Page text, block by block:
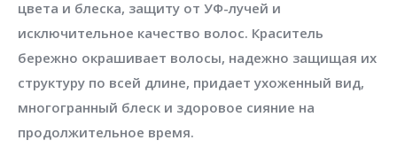
цвета и блеска, защиту от УФ-лучей и
исключительное качество волос. Краситель
бережно окрашивает волосы, надежно защищая их
структуру по всей длине, придает ухоженный вид,
многогранный блеск и здоровое сияние на
продолжительное время.